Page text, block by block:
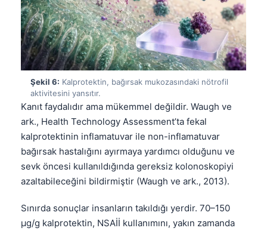
Şekil 6: Kalprotektin, bağırsak mukozasındaki nötrofil
aktivitesini yansıtır.
Kanıt faydalıdır ama mükemmel değildir. Waugh ve
ark., Health Technology Assessment’ta fekal
kalprotektinin inflamatuvar ile non-inflamatuvar
bağırsak hastalığını ayırmaya yardımcı olduğunu ve
sevk öncesi kullanıldığında gereksiz kolonoskopiyi
azaltabileceğini bildirmiştir (Waugh ve ark., 2013).
Sınırda sonuçlar insanların takıldığı yerdir. 70–150
µg/g kalprotektin, NSAİİ kullanımını, yakın zamanda
Galego
Latviešu valoda
Македонски јазик
Euskara
Gàidhlig
Occitan
العربية المغربية
Afrikaans
Монгол
ພາສາລາວ
Basa Jawa
Cebuano